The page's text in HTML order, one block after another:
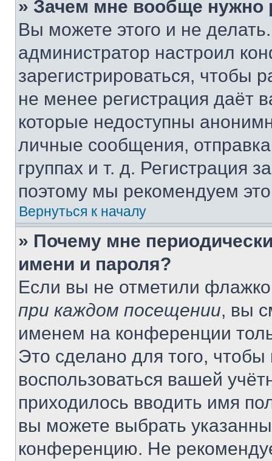
» Зачем мне вообще нужно
Вы можете этого и не
администратор настроил
зарегистрироваться, чтобы
не менее регистрация даёт
которые недоступны
личные сообщения,
группах и т. д. Регистрация
поэтому мы рекомендуем
Вернуться к началу
» Почему мне
имени и пароля?
Если вы не отметили
при каждом посещении, вы
именем на конференции
Это сделано для того, чтобы
воспользоваться вашей
приходилось вводить имя
вы можете выбрать
конференцию. Не